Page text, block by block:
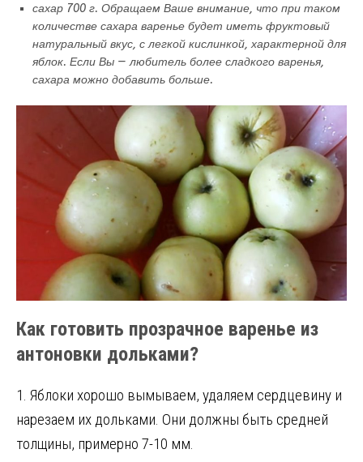
сахар 700 г. Обращаем Ваше внимание, что при таком
количестве сахара варенье будет иметь фруктовый
натуральный вкус, с легкой кислинкой, характерной для
яблок. Если Вы — любитель более сладкого варенья,
сахара можно добавить больше.
Как готовить прозрачное варенье из
антоновки дольками?
1. Яблоки хорошо вымываем, удаляем сердцевину и
нарезаем их дольками. Они должны быть средней
толщины, примерно 7-10 мм.